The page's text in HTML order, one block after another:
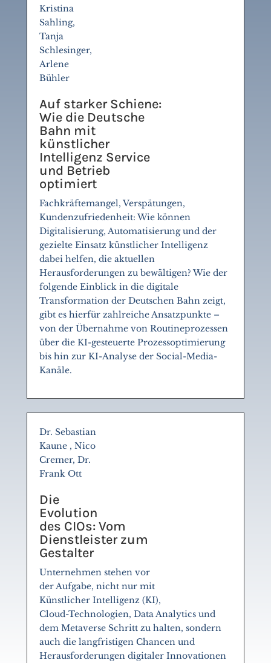
Kristina
Sahling,
Tanja
Schlesinger,
Arlene
Bühler
Auf starker Schiene:
Wie die Deutsche
Bahn mit
künstlicher
Intelligenz Service
und Betrieb
optimiert
Fachkräftemangel, Verspätungen,
Kundenzufriedenheit: Wie können
Digitalisierung, Automatisierung und der
gezielte Einsatz künstlicher Intelligenz
dabei helfen, die aktuellen
Herausforderungen zu bewältigen? Wie der
folgende Einblick in die digitale
Transformation der Deutschen Bahn zeigt,
gibt es hierfür zahlreiche Ansatzpunkte –
von der Übernahme von Routineprozessen
über die KI-gesteuerte Prozessoptimierung
bis hin zur KI-Analyse der Social-Media-
Kanäle.
Dr. Sebastian
Kaune , Nico
Cremer, Dr.
Frank Ott
Die
Evolution
des CIOs: Vom
Dienstleister zum
Gestalter
Unternehmen stehen vor
der Aufgabe, nicht nur mit
Künstlicher Intelligenz (KI),
Cloud-Technologien, Data Analytics und
dem Metaverse Schritt zu halten, sondern
auch die langfristigen Chancen und
Herausforderungen digitaler Innovationen